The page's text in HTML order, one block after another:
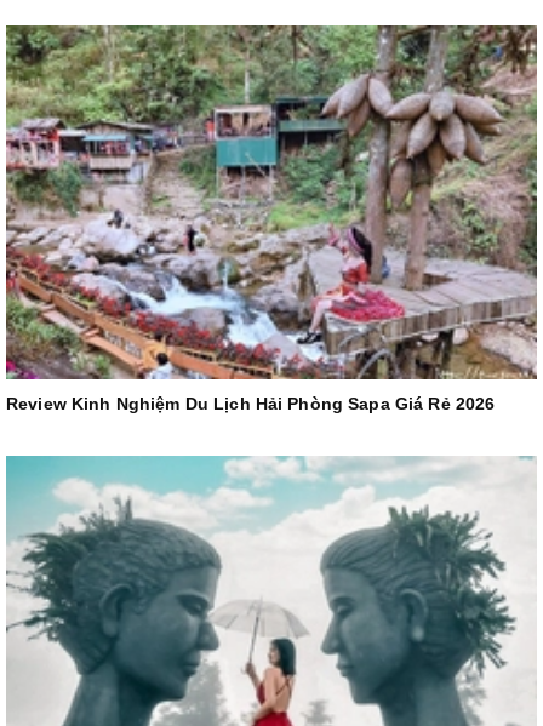
Review Kinh Nghiệm Du Lịch Hải Phòng Sapa Giá Rẻ 2026